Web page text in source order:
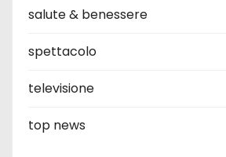
salute & benessere
spettacolo
televisione
top news